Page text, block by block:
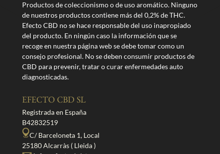
Productos de coleccionismo o de uso aromático. Ninguno
de nuestros productos contiene más del 0,2% de THC.
Efecto CBD no se hace responsable del uso inapropiado
del producto. En ningún caso la información que se
recoge en nuestra página web se debe tomar como un
consejo profesional. No se deben consumir productos de
CBD para prevenir, tratar o curar enfermedades auto
diagnosticadas.
EFECTO CBD SL
Registrada en España
B42832519
C/ Barceloneta 1, Local
25180 Alcarràs ( Lleida )